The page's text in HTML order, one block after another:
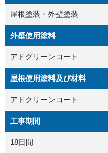
屋根塗装・外壁塗装
外壁使用塗料
アドグリーンコート
屋根使用塗料及び材料
アドクリーンコート
工事期間
18日間